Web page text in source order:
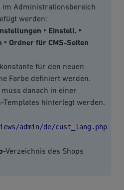
im Administrationsbereich
werden:
‣ Einstell. ‣
Ordner für CMS-Seiten
für den neuen
Farbe definiert werden.
muss danach in einer
Templates hinterlegt werden.
admin/de/cust_lang.php
-Verzeichnis des Shops